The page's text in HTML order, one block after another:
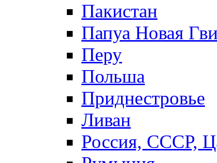
Пакистан
Папуа Новая
Перу
Польша
Приднестровье
Ливан
Россия, СССР,